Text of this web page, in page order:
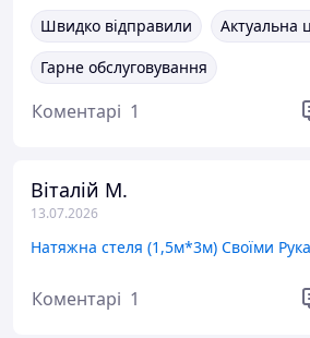
Швидко відправили
Актуальна
Гарне обслуговування
Коментарі 1
Віталій М.
13.07.2026
Коментарі 1